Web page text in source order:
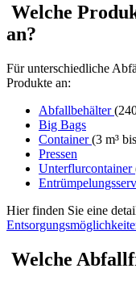
Welche
an?
Für unterschiedliche
Produkte an:
Abfallbehälter
Big Bags
Container(3 m³
Pressen
Unterflurcontainer
Hier finden Sie eine
Welche